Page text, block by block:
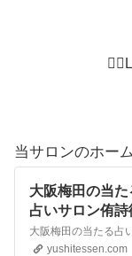
当サロンのホー
大阪梅田の当
占いサロン侑詩
yushitessen.com